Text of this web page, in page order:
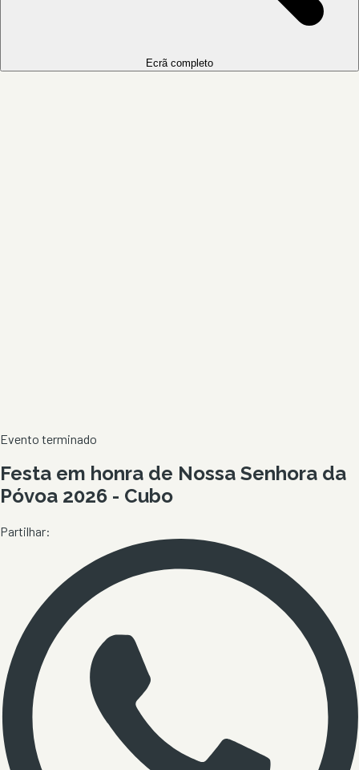
Ecrã completo
Evento terminado
Festa em honra de Nossa Senhora da
Póvoa 2026 - Cubo
Partilhar: